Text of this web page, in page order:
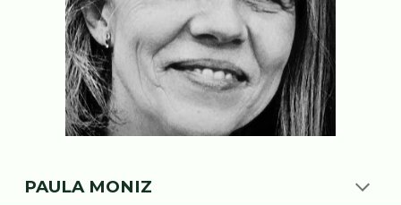
PAULA MONIZ